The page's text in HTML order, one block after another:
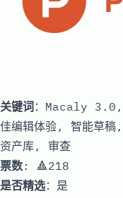
关键词 ：Macaly
佳编辑体验, 智能草
资产库, 审查
票数: 🔺218
是否精选：是